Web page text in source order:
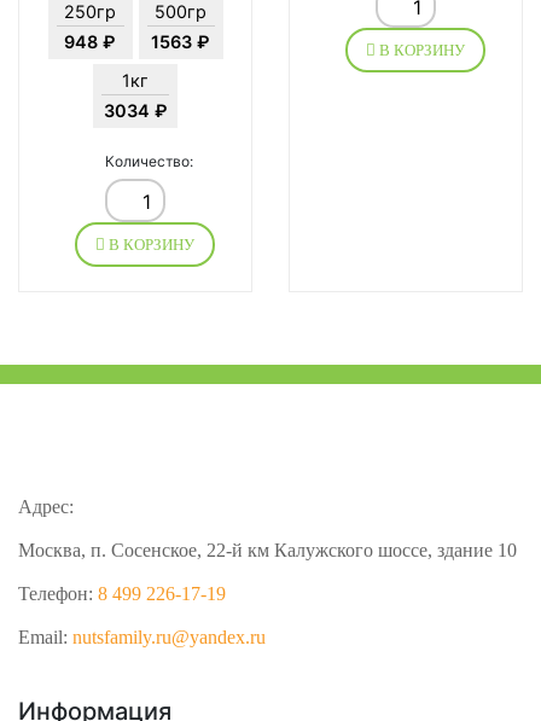
250гр
948 ₽
500гр
1563 ₽
1кг
3034 ₽
Количество:
В КОРЗИНУ
В КОРЗИНУ
Адрес:
Москва, п. Сосенское, 22-й км Калужского шоссе, здание 10
Телефон: 8 499 226-17-19
Email: nutsfamily.ru@yandex.ru
Информация